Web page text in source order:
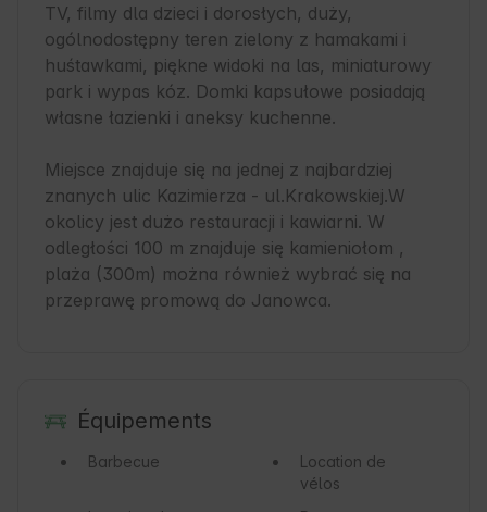
TV, filmy dla dzieci i dorosłych, duży,
ogólnodostępny teren zielony z hamakami i
huśtawkami, piękne widoki na las, miniaturowy
park i wypas kóz. Domki kapsułowe posiadają
własne łazienki i aneksy kuchenne.
Miejsce znajduje się na jednej z najbardziej
znanych ulic Kazimierza - ul.Krakowskiej.W
okolicy jest dużo restauracji i kawiarni. W
odległości 100 m znajduje się kamieniołom ,
plaża (300m) można również wybrać się na
przeprawę promową do Janowca.
Équipements
Barbecue
Location de
vélos